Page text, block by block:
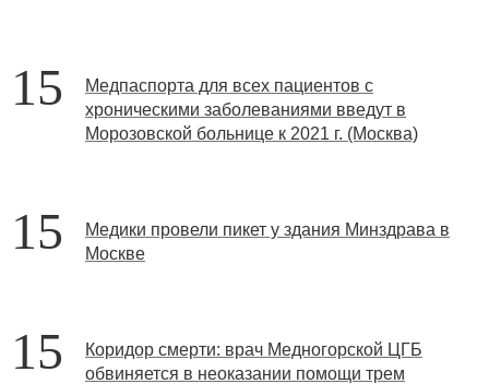
15
Медпаспорта для всех пациентов с
хроническими заболеваниями введут в
Морозовской больнице к 2021 г. (Москва)
15
Медики провели пикет у здания Минздрава в
Москве
15
Коридор смерти: врач Медногорской ЦГБ
обвиняется в неоказании помощи трем